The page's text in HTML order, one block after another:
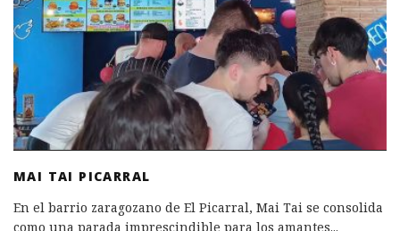
MAI TAI PICARRAL
En el barrio zaragozano de El Picarral, Mai Tai se consolida
como una parada imprescindible para los amantes...